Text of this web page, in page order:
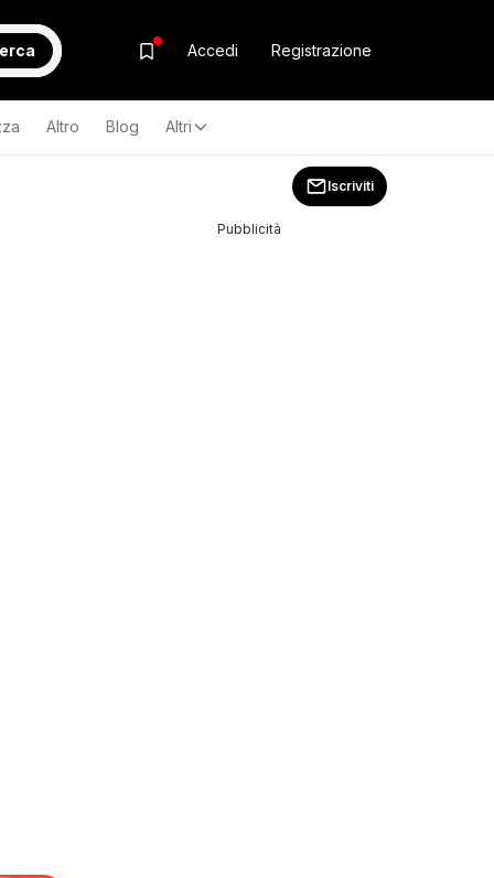
Accedi Registrazione
Altro Blog Altri
Iscriviti
Pubblicità